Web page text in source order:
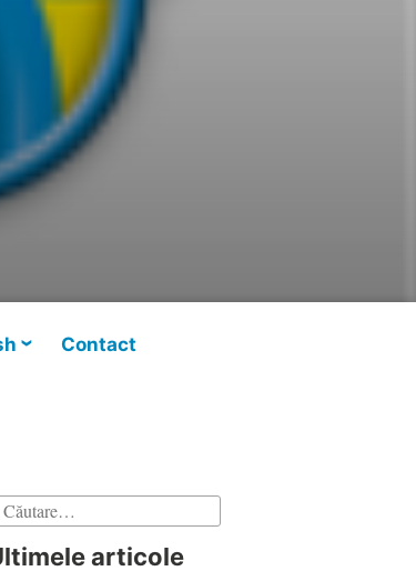
Contact
articole